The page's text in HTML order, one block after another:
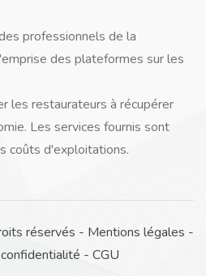
professionnels de la
des plateformes sur les
les restaurateurs à récupérer
Les services fournis sont
coûts d'exploitations.
réservés - Mentions légales -
- CGU